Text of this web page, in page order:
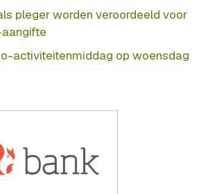
pleger worden veroordeeld voor
activiteitenmiddag op woensdag